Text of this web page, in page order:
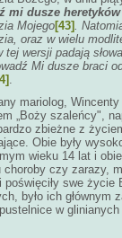
mi dusze
Mojego[43].
oraz w wielu
tej wersji padają
Mi dusze braci
.
Wincenty
„Boży szaleńcy",
zbieżne z
Obie były
wieku 14 lat i
choroby czy zarazy,
poświęciły swe życie
było ich głównym
w